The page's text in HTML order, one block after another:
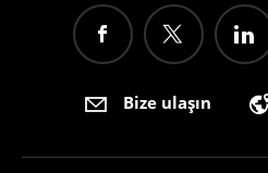
Bize ulaşın